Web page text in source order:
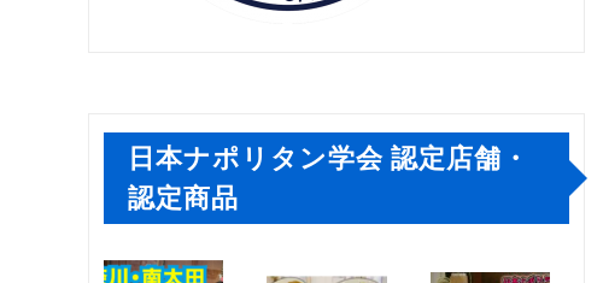
日本ナポリタン学会 認定店舗・
認定商品